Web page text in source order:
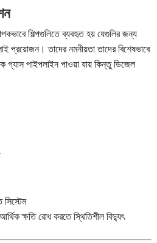
শিল্পগুলিতে ব্যবহৃত হয় যেগুলির জন্য
প্রয়োজন। তাদের নমনীয়তা তাদের বিশেষভাবে
গ্যাস পাইপলাইন পাওয়া যায় কিন্তু ডিজেল
সিস্টেম
ক্ষতি রোধ করতে স্থিতিশীল বিদ্যুৎ